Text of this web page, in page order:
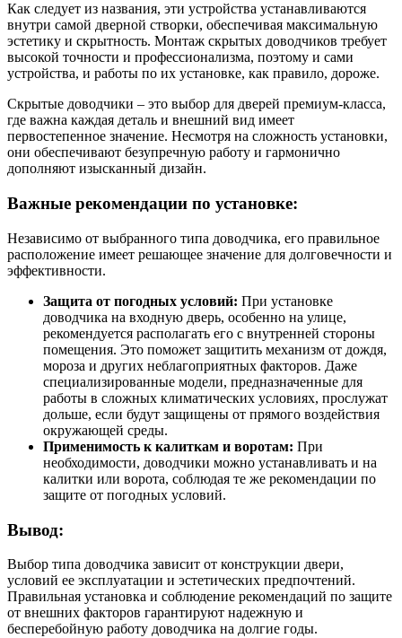
Как следует из названия, эти устройства устанавливаются
внутри самой дверной створки, обеспечивая максимальную
эстетику и скрытность. Монтаж скрытых доводчиков требует
высокой точности и профессионализма, поэтому и сами
устройства, и работы по их установке, как правило, дороже.
Скрытые доводчики – это выбор для дверей премиум-класса,
где важна каждая деталь и внешний вид имеет
первостепенное значение. Несмотря на сложность установки,
они обеспечивают безупречную работу и гармонично
дополняют изысканный дизайн.
Важные рекомендации по установке:
Независимо от выбранного типа доводчика, его правильное
расположение имеет решающее значение для долговечности и
эффективности.
Защита от погодных условий: При установке
доводчика на входную дверь, особенно на улице,
рекомендуется располагать его с внутренней стороны
помещения. Это поможет защитить механизм от дождя,
мороза и других неблагоприятных факторов. Даже
специализированные модели, предназначенные для
работы в сложных климатических условиях, прослужат
дольше, если будут защищены от прямого воздействия
окружающей среды.
Применимость к калиткам и воротам: При
необходимости, доводчики можно устанавливать и на
калитки или ворота, соблюдая те же рекомендации по
защите от погодных условий.
Вывод:
Выбор типа доводчика зависит от конструкции двери,
условий ее эксплуатации и эстетических предпочтений.
Правильная установка и соблюдение рекомендаций по защите
от внешних факторов гарантируют надежную и
бесперебойную работу доводчика на долгие годы.